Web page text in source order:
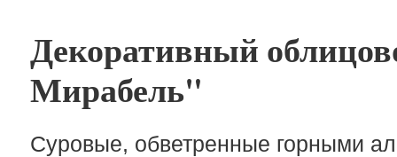
Декоративный
Мирабель"
Суровые, обветренные горными